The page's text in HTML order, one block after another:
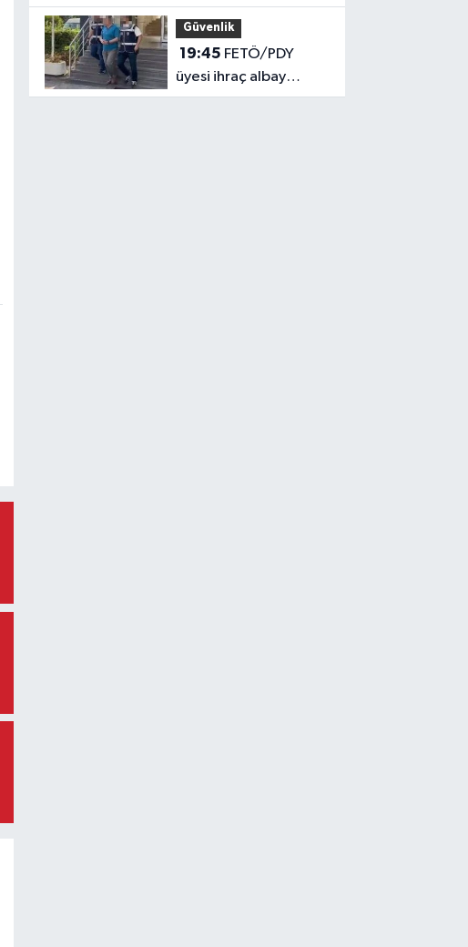
yoğun!
Güvenlik
19:45
üyesi ihraç albay
yakalandı